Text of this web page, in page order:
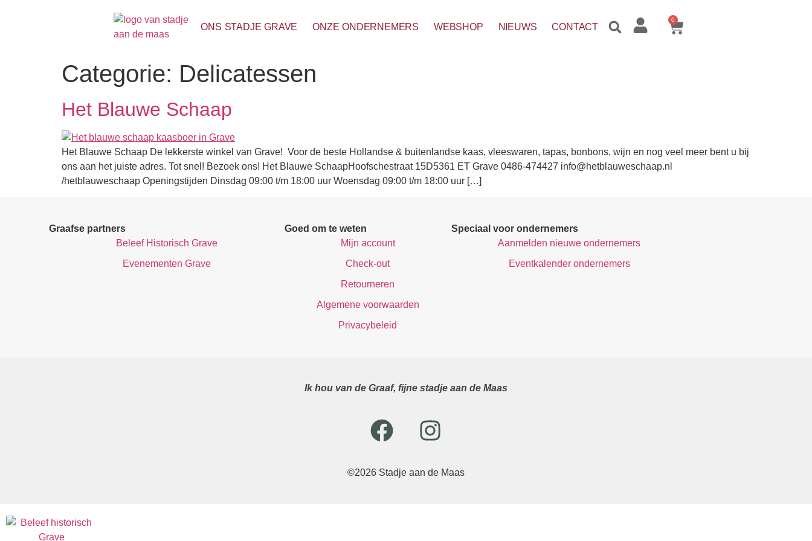
ONS STADJE GRAVE ONZE ONDERNEMERS WEBSHOP NIEUWS CONTACT
0
Categorie: Delicatessen
​Het Blauwe Schaap
Het Blauwe Schaap De lekkerste winkel van Grave! Voor de beste Hollandse & buitenlandse kaas, vleeswaren, tapas, bonbons, wijn en nog veel meer bent u bij
ons aan het juiste adres. Tot snel! Bezoek ons! Het Blauwe SchaapHoofschestraat 15D5361 ET Grave 0486-474427 info@hetblauweschaap.nl
/hetblauweschaap Openingstijden Dinsdag 09:00 t/m 18:00 uur Woensdag 09:00 t/m 18:00 uur […]
Graafse partners
Beleef Historisch Grave
Evenementen Grave
Goed om te weten
Mijn account
Check-out
Retourneren
Algemene voorwaarden
Privacybeleid
Speciaal voor ondernemers
Aanmelden nieuwe ondernemers
Eventkalender ondernemers
Ik hou van de Graaf, fijne stadje aan de Maas
©2026 Stadje aan de Maas